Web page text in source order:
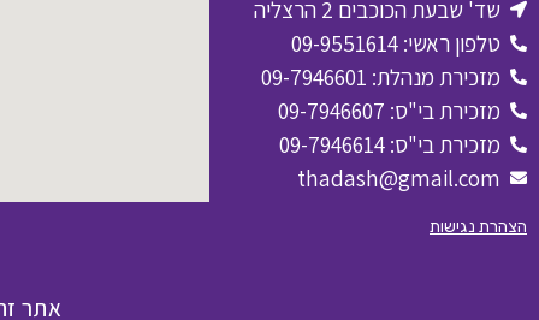
שד' שבעת הכוכבים 2 הרצליה
טלפון ראשי: 09-9551614
מזכירת מנהלת: 09-7946601
מזכירת בי"ס: 09-7946607
מזכירת בי"ס: 09-7946614
thadash@gmail.com
הצהרת נגישות
אתר